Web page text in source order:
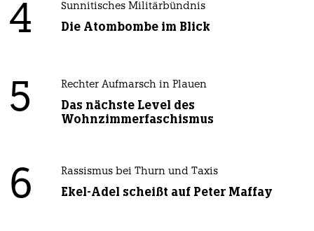
4 Sunnitisches Militärbündnis
Die Atombombe im Blick
5 Rechter Aufmarsch in Plauen
Das nächste Level des
Wohnzimmerfaschismus
6 Rassismus bei Thurn und Taxis
Ekel-Adel scheißt auf Peter Maffay